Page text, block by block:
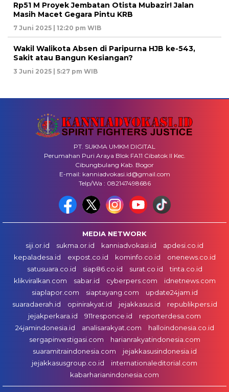
Rp51 M Proyek Jembatan Otista Mubazir! Jalan
Masih Macet Gegara Pintu KRB
7 Juni 2025 | 12:20 pm WIB
Wakil Walikota Absen di Paripurna HJB ke-543,
Sakit atau Bangun Kesiangan?
3 Juni 2025 | 5:27 pm WIB
PT. SUKMA UMKM DIGITAL
Perumahan Puri Araya Blok FA11 Cibatok II Kec.
Cibungbulang Kab. Bogor
E-mail: kanniadvokasi.id@gmail.com
Telp/Wa : 082147498686
MEDIA NETWORK
siji.or.id
sukma.or.id kanniadvokasi.id
apdesi.co.id
kepaladesa.id
expost.co.id kominfo.co.id
onenews.co.id
satusuara.co.id
siap86.co.id surat.co.id
tinta.co.id
klikviralkan.com
sabar.id cyberpers.com
idnetnews.com
siaplapor.com
siaptayang.com
update24jam.id
suaradaerah.id
opinirakyat.id jejakkasus.id
republikpers.id
jejakperkara.id
911responce.id
reporterdesa.com
24jamindonesia.id
analisarakyat.com
halloindonesia.co.id
sergapinvestigasi.com
harianrakyatindonesia.com
suaramitraindonesia.com
jejakkasusindonesia.id
jejakkasusgroup.co.id
internationaleditorial.com
kabarharianindonesia.com